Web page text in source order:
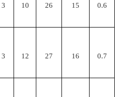
3 10 26 15 0.6
3 12 27 16 0.7